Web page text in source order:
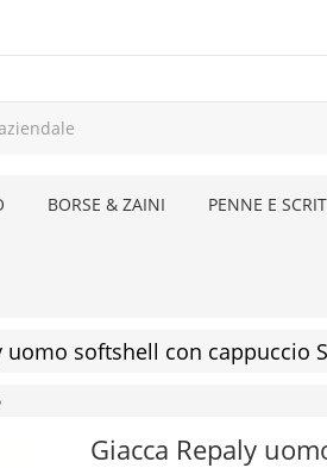
BORSE & ZAINI PENNE E
uomo softshell con cappuccio
Giacca Repaly